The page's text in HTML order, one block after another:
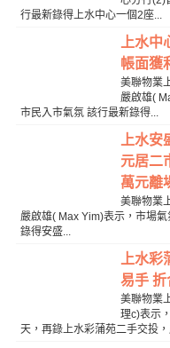
行最新錄得上水中心一個2座...
上水
帳面獲
美聯物業
嚴啟雄(
市民入市氣氛 該行最新錄得...
上水
元居二
萬元離
美聯物業
嚴啟雄( Max Yim)表示，市場
錄得安盛...
上水
易手 折
美聯物業
理c)表示
天，再錄上水彩蒲苑二手交投